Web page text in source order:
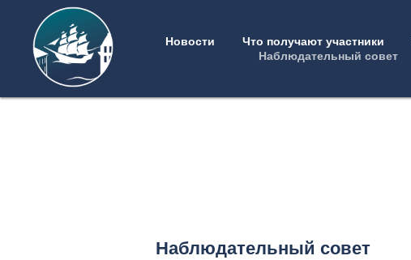
Мой город — мои возможности
Новости Что получают участники
Наблюдательный совет
Наблюдательный совет